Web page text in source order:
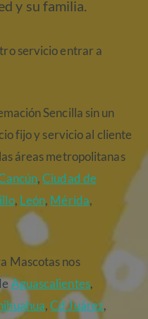
y su familia.
servicio entrar a
Sencilla sin un
fijo y servicio al cliente
áreas metropolitanas
,Ciudad de
, León, Mérida,
Mascotas nos
Aguascalientes,
,Cd Juárez,